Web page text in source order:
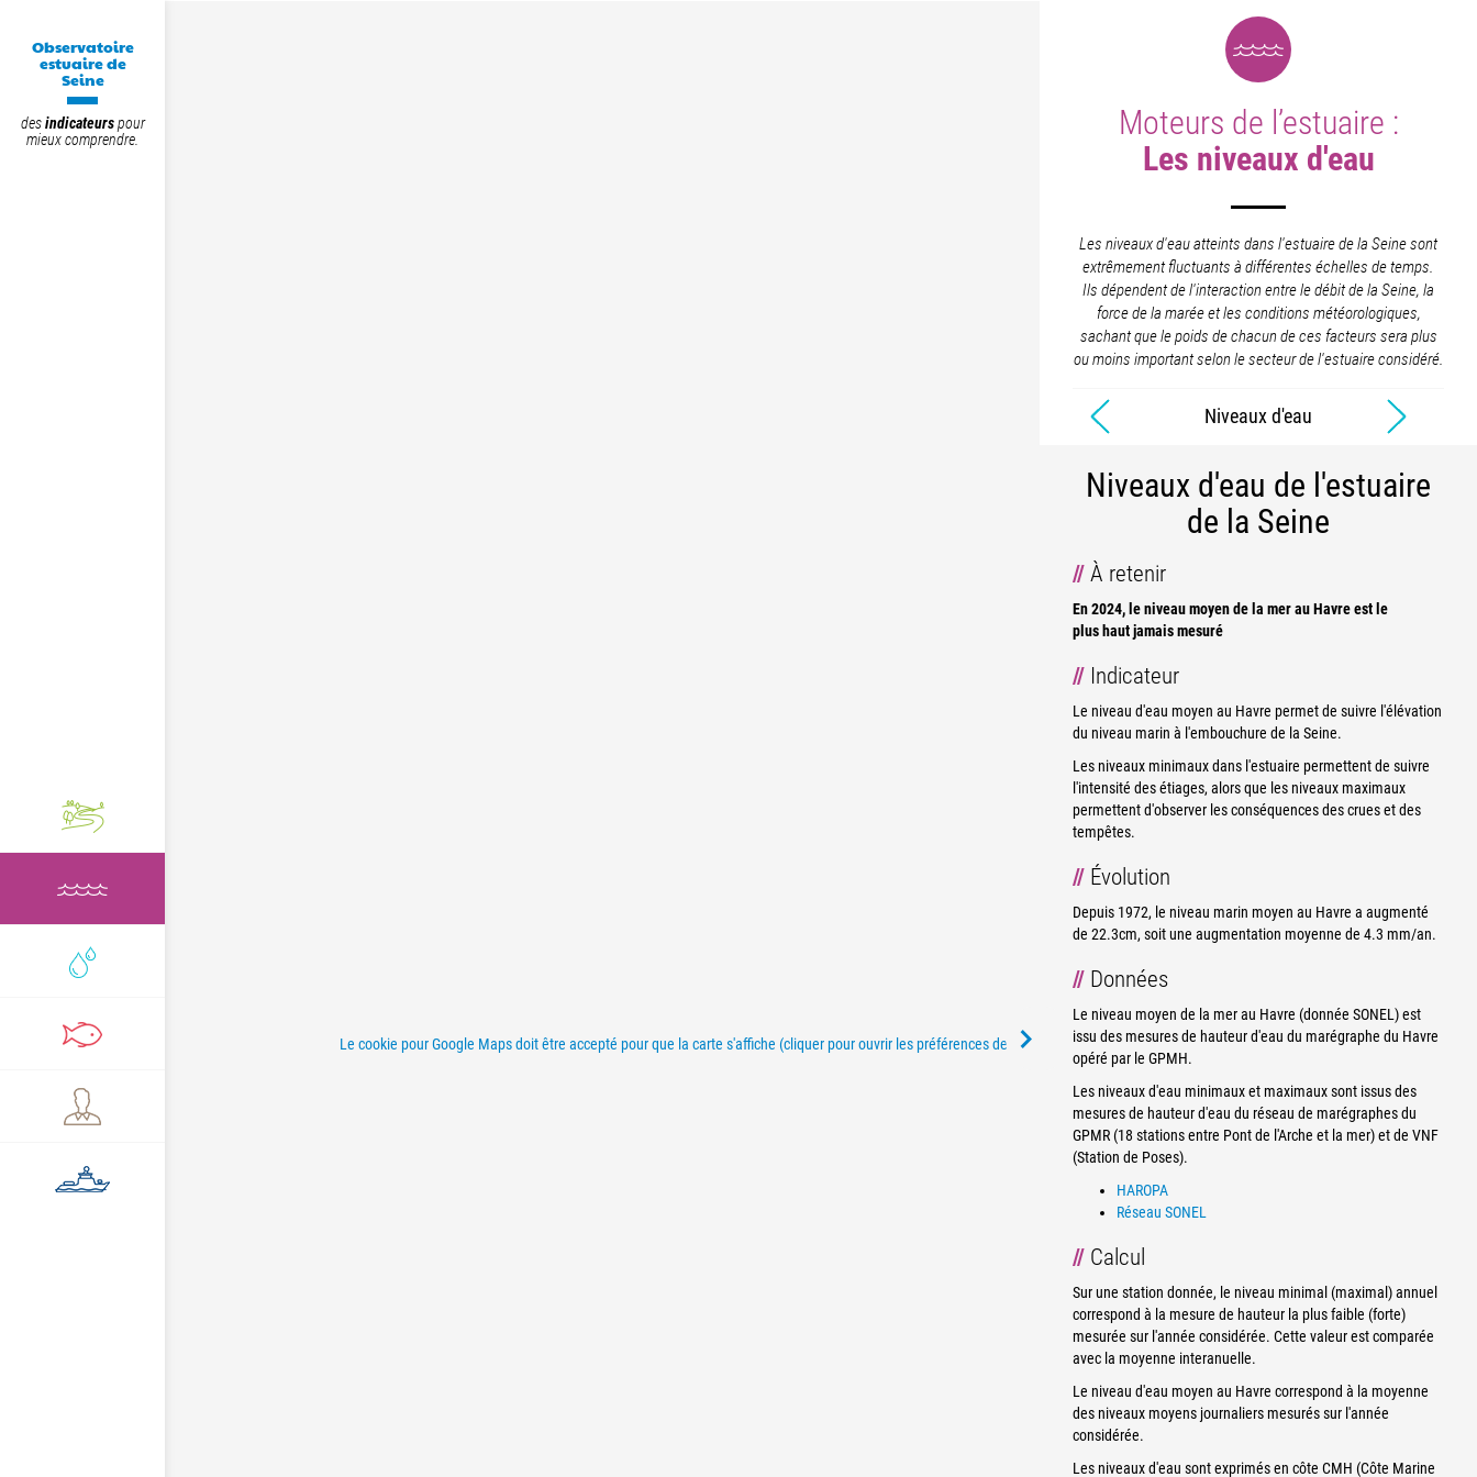
Observatoire
estuaire de
Seine
desindicateurspour
mieux comprendre.
Moteurs de l’estuaire :
Les niveaux d'eau
Les niveaux d'eau atteints dans l'estuaire de la Seine sont
extrêmement fluctuants à différentes échelles de temps.
Ils dépendent de l'interaction entre le débit de la Seine, la
force de la marée et les conditions météorologiques,
sachant que le poids de chacun de ces facteurs sera plus
ou moins important selon le secteur de l'estuaire considéré.
Niveaux d'eau
Niveaux d'eau de l'estuaire
de la Seine
À retenir
En 2024, le niveau moyen de la mer au Havre est le
plus haut jamais mesuré
Indicateur
Le niveau d'eau moyen au Havre permet de suivre l'élévation
du niveau marin à l'embouchure de la Seine.
Les niveaux minimaux dans l'estuaire permettent de suivre
l'intensité des étiages, alors que les niveaux maximaux
permettent d'observer les conséquences des crues et des
tempêtes.
Évolution
Depuis 1972, le niveau marin moyen au Havre a augmenté
de 22.3cm, soit une augmentation moyenne de 4.3 mm/an.
Données
Le niveau moyen de la mer au Havre (donnée SONEL) est
issu des mesures de hauteur d'eau du marégraphe du Havre
opéré par le GPMH.
Les niveaux d'eau minimaux et maximaux sont issus des
mesures de hauteur d'eau du réseau de marégraphes du
GPMR (18 stations entre Pont de l'Arche et la mer) et de VNF
(Station de Poses).
HAROPA
Réseau SONEL
Calcul
Sur une station donnée, le niveau minimal (maximal) annuel
correspond à la mesure de hauteur la plus faible (forte)
mesurée sur l'année considérée. Cette valeur est comparée
avec la moyenne interanuelle.
Le niveau d'eau moyen au Havre correspond à la moyenne
des niveaux moyens journaliers mesurés sur l'année
considérée.
Les niveaux d'eau sont exprimés en côte CMH (Côte Marine
Le cookie pour Google Maps doit être accepté pour que la carte s'affiche (cliquer pour ouvrir les préférences des cookies)